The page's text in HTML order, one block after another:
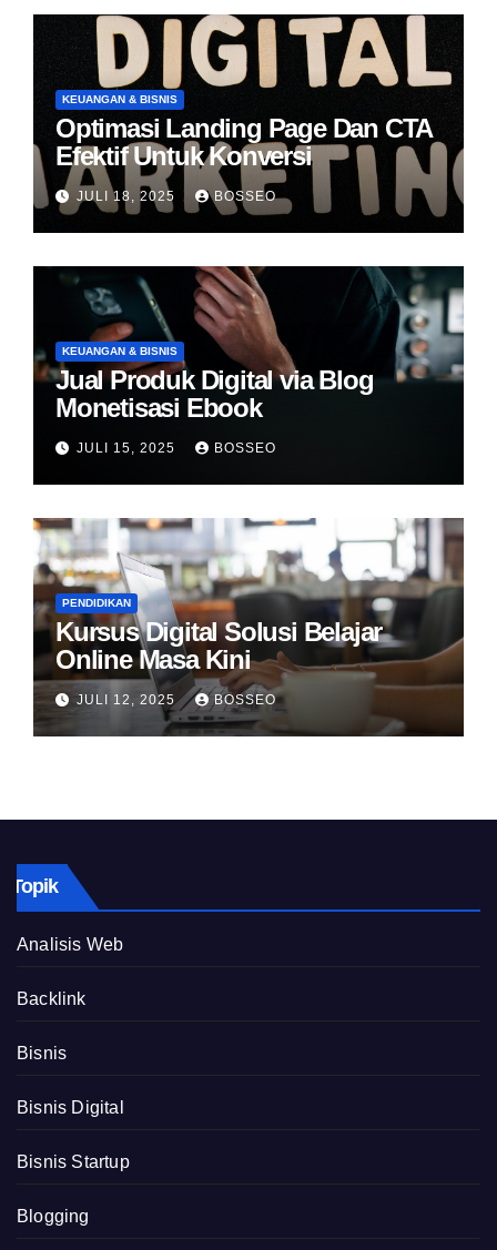
KEUANGAN & BISNIS
Optimasi Landing Page Dan CTA
Efektif Untuk Konversi
JULI 18, 2025 BOSSEO
KEUANGAN & BISNIS
Jual Produk Digital via Blog
Monetisasi Ebook
JULI 15, 2025 BOSSEO
PENDIDIKAN
Kursus Digital Solusi Belajar
Online Masa Kini
JULI 12, 2025 BOSSEO
Topik
Analisis Web
Backlink
Bisnis
Bisnis Digital
Bisnis Startup
Blogging